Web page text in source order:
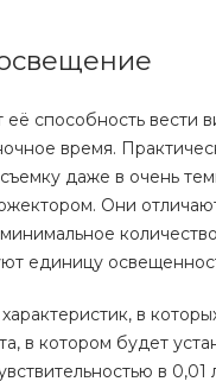
её способность
время.
даже в очень
Они
единицу
в
в котором будет
в